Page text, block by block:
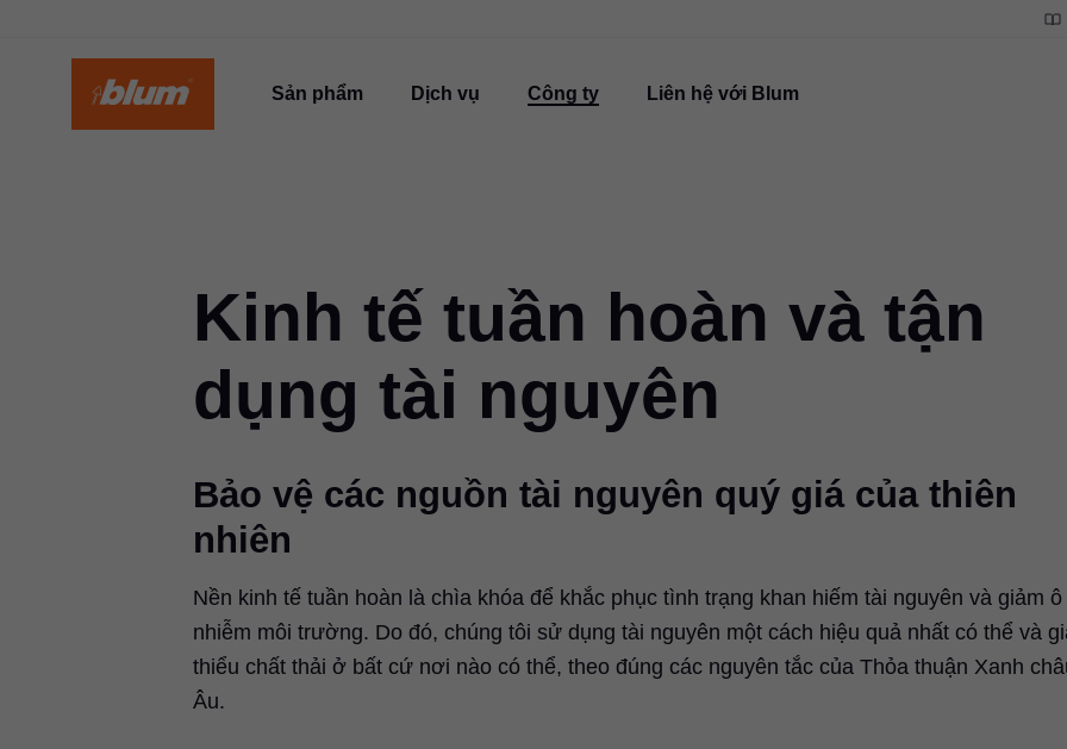
Sản phẩm Dịch vụ Công ty Liên hệ với Blum
Kinh tế tuần hoàn và tận
dụng tài nguyên
Bảo vệ các nguồn tài nguyên quý giá của thiên
nhiên
Nền kinh tế tuần hoàn là chìa khóa để khắc phục tình trạng khan hiếm tài nguyên và giảm ô
nhiễm môi trường. Do đó, chúng tôi sử dụng tài nguyên một cách hiệu quả nhất có thể và
thiểu chất thải ở bất cứ nơi nào có thể, theo đúng các nguyên tắc của Thỏa thuận Xanh
Âu.